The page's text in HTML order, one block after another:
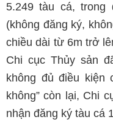
5.249 tàu cá, trong
(không đăng ký,
chiều dài từ 6m trở
Chi cục Thủy sản
không đủ điều kiện
không” còn lại, Chi
nhận đăng ký tàu cá